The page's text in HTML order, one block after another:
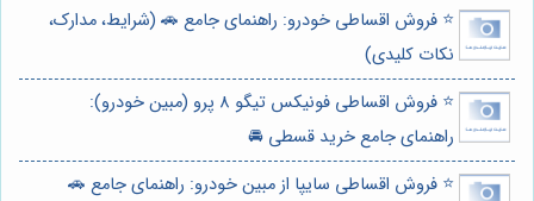
⭐️ فروش اقساطی خودرو: راهنمای جامع 🚗 (شرایط، مدارک،
نکات کلیدی)
⭐️ فروش اقساطی فونیکس تیگو 8 پرو (مبین خودرو):
راهنمای جامع خرید قسطی 🚘
⭐️ فروش اقساطی سایپا از مبین خودرو: راهنمای جامع 🚗